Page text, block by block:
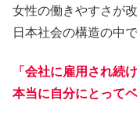
女性の働きやすさが
日本社会の構造の中で
「会社に雇用され続
本当に自分にとって